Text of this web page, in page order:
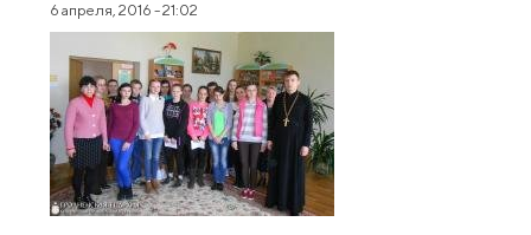
6 апреля, 2016 - 21:02